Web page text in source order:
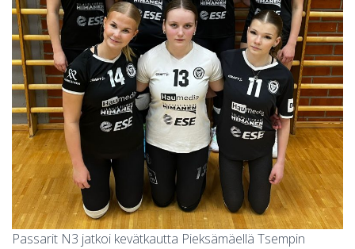
Passarit N3 jatkoi kevätkautta Pieksämäellä Tsempin